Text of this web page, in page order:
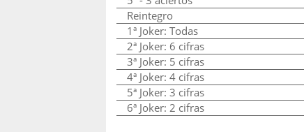
Reintegro
1ª Joker: Todas
2ª Joker: 6 cifras
3ª Joker: 5 cifras
4ª Joker: 4 cifras
5ª Joker: 3 cifras
6ª Joker: 2 cifras